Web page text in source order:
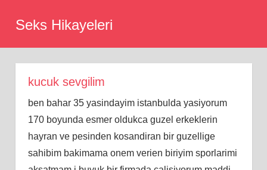
Seks Hikayeleri
kucuk sevgilim
ben bahar 35 yasindayim istanbulda yasiyorum
170 boyunda esmer oldukca guzel erkeklerin
hayran ve pesinden kosandiran bir guzellige
sahibim bakimama onem verien biriyim sporlarimi